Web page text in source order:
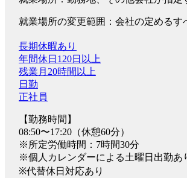
就業場所の変更範囲：会社の定めるす
長期休暇あり
年間休日120日以上
残業月20時間以上
日勤
正社員
【勤務時間】
08:50〜17:20（休憩60分）
※所定労働時間：7時間30分
※個人カレンダーによる土曜日出勤あ
※代替休日対応あり